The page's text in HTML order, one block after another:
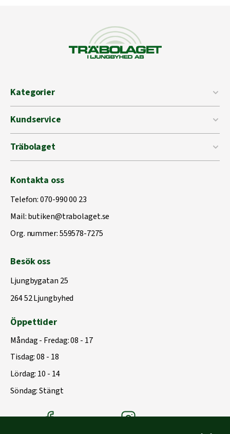
Kategorier
Kundservice
Träbolaget
Kontakta oss
Telefon:070-990 00 23
Mail:butiken@trabolaget.se
Org. nummer: 559578-7275
Besök oss
Ljungbygatan 25
264 52 Ljungbyhed
Öppettider
Måndag - Fredag: 08 - 17
Tisdag: 08 - 18
Lördag: 10 - 14
Söndag: Stängt